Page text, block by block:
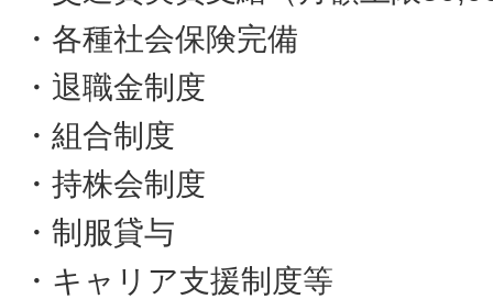
・各種社会保険完備
・退職金制度
・組合制度
・持株会制度
・制服貸与
・キャリア支援制度等